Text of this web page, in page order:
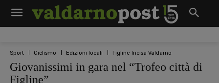
Sport Ciclismo Edizioni locali Figline Incisa Valdarno
Giovanissimi in gara nel “Trofeo città di
Figline”